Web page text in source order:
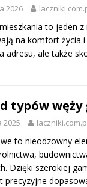
2026
to jeden
na komfort życia
adresu, ale także
typów węży
2025
to nieodzowny
Dzięki szerokiej
precyzyjne